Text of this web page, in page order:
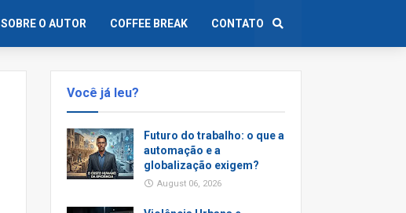
SOBRE O AUTOR COFFEE BREAK CONTATO
Você já leu?
Futuro do trabalho: o que a
automação e a
globalização exigem?
August 06, 2026